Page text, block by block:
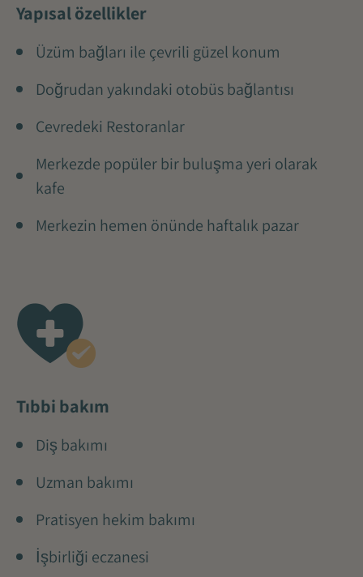
Yapısal özellikler
Üzüm bağları ile çevrili güzel konum
Doğrudan yakındaki otobüs bağlantısı
Çevredeki Restoranlar
Merkezde popüler bir buluşma yeri olarak
kafe
Merkezin hemen önünde haftalık pazar
Tıbbi bakım
Diş bakımı
Uzman bakımı
Pratisyen hekim bakımı
İşbirliği eczanesi